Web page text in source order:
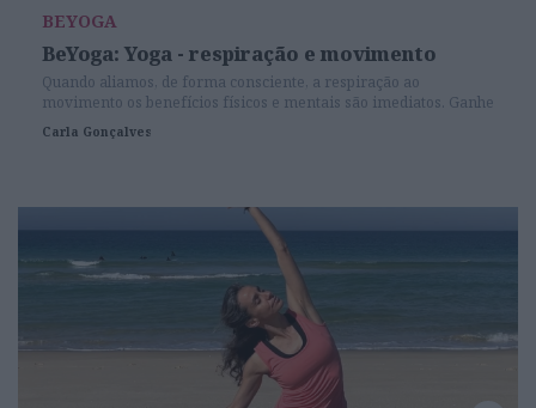
BEYOGA
BeYoga: Yoga - respiração e movimento
Quando aliamos, de forma consciente, a respiração ao
movimento os benefícios físicos e mentais são imediatos. Ganhe
energia ao tornar a mente presente e o corpo alinhado, desfrute
de bem-estar, harmonia e serenidade. Pratique Yoga e transporte
Carla Gonçalves